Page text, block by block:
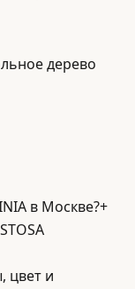
дерево
в Москве?+
цвет и